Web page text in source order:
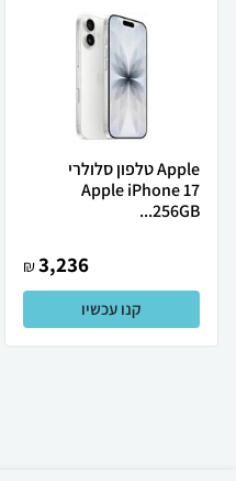
Apple טלפון סלולרי
Apple iPhone 17
256GB...
3,236
₪
קנו עכשיו